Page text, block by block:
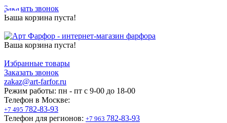
Заказать звонок
Ваша корзина пуста!
Ваша корзина пуста!
Избранные товары
Заказать звонок
zakaz@art-farfor.ru
Режим работы: пн - пт c 9-00 до 18-00
Телефон в Москве:
+7 495 782-83-93
Телефон для регионов: +7 963 782-83-93